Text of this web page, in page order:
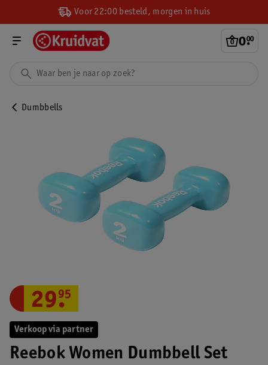
Voor 22:00 besteld, morgen in huis
0.
00
Dumbbells
Verkoop via partner
Reebok Women Dumbbell Set
29.
95